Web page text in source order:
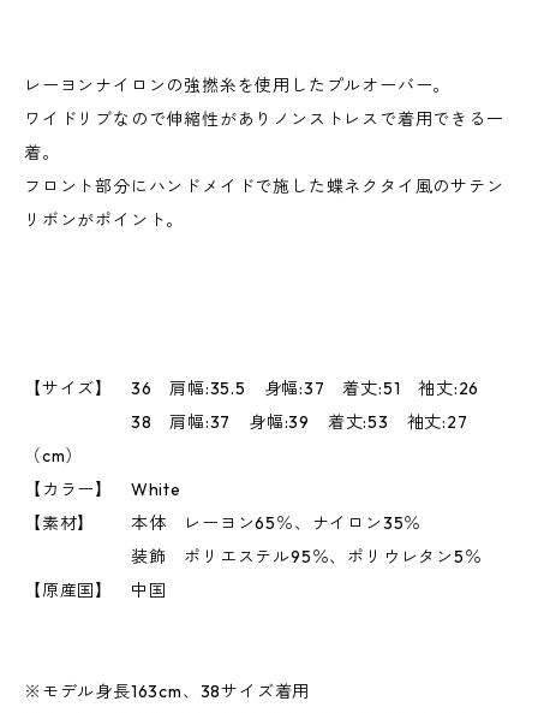
レーヨンナイロンの強撚糸を使用したプルオーバー。
ワイドリブなので伸縮性がありノンストレスで着用できる一
着。
フロント部分にハンドメイドで施した蝶ネクタイ風のサテン
リボンがポイント。
【サイズ】 36 肩幅:35.5 身幅:37 着丈:51 袖丈:26
38 肩幅:37 身幅:39 着丈:53 袖丈:27
（cm）
【カラー】 White
【素材】 本体 レーヨン65％、ナイロン35％
装飾 ポリエステル95％、ポリウレタン5％
【原産国】 中国
※モデル身長163cm、38サイズ着用